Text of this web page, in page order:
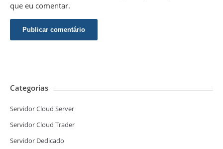
que eu comentar.
Categorias
Servidor Cloud Server
Servidor Cloud Trader
Servidor Dedicado